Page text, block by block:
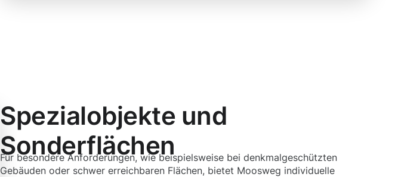
Spezialobjekte und
Sonderflächen
Für besondere Anforderungen, wie beispielsweise bei denkmalgeschützten
Gebäuden oder schwer erreichbaren Flächen, bietet Moosweg individuelle